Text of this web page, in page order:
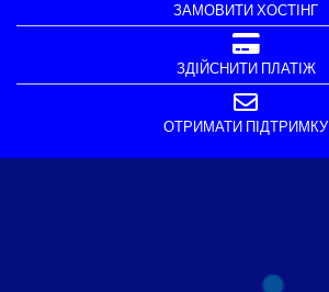
ЗАМОВИТИ ХОСТІНГ
ЗДІЙСНИТИ ПЛАТІЖ
ОТРИМАТИ ПІДТРИМКУ